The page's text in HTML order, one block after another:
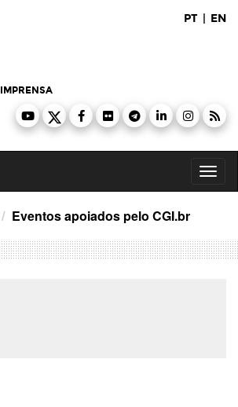
PT | EN
IMPRENSA
Eventos apoiados pelo CGI.br